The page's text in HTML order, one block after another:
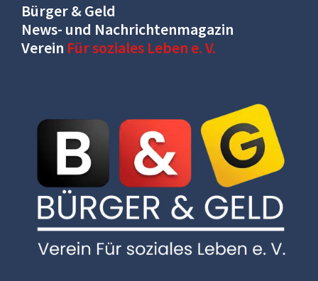
Bürger & Geld
News- und Nachrichtenmagazin
Verein Für soziales Leben e. V.